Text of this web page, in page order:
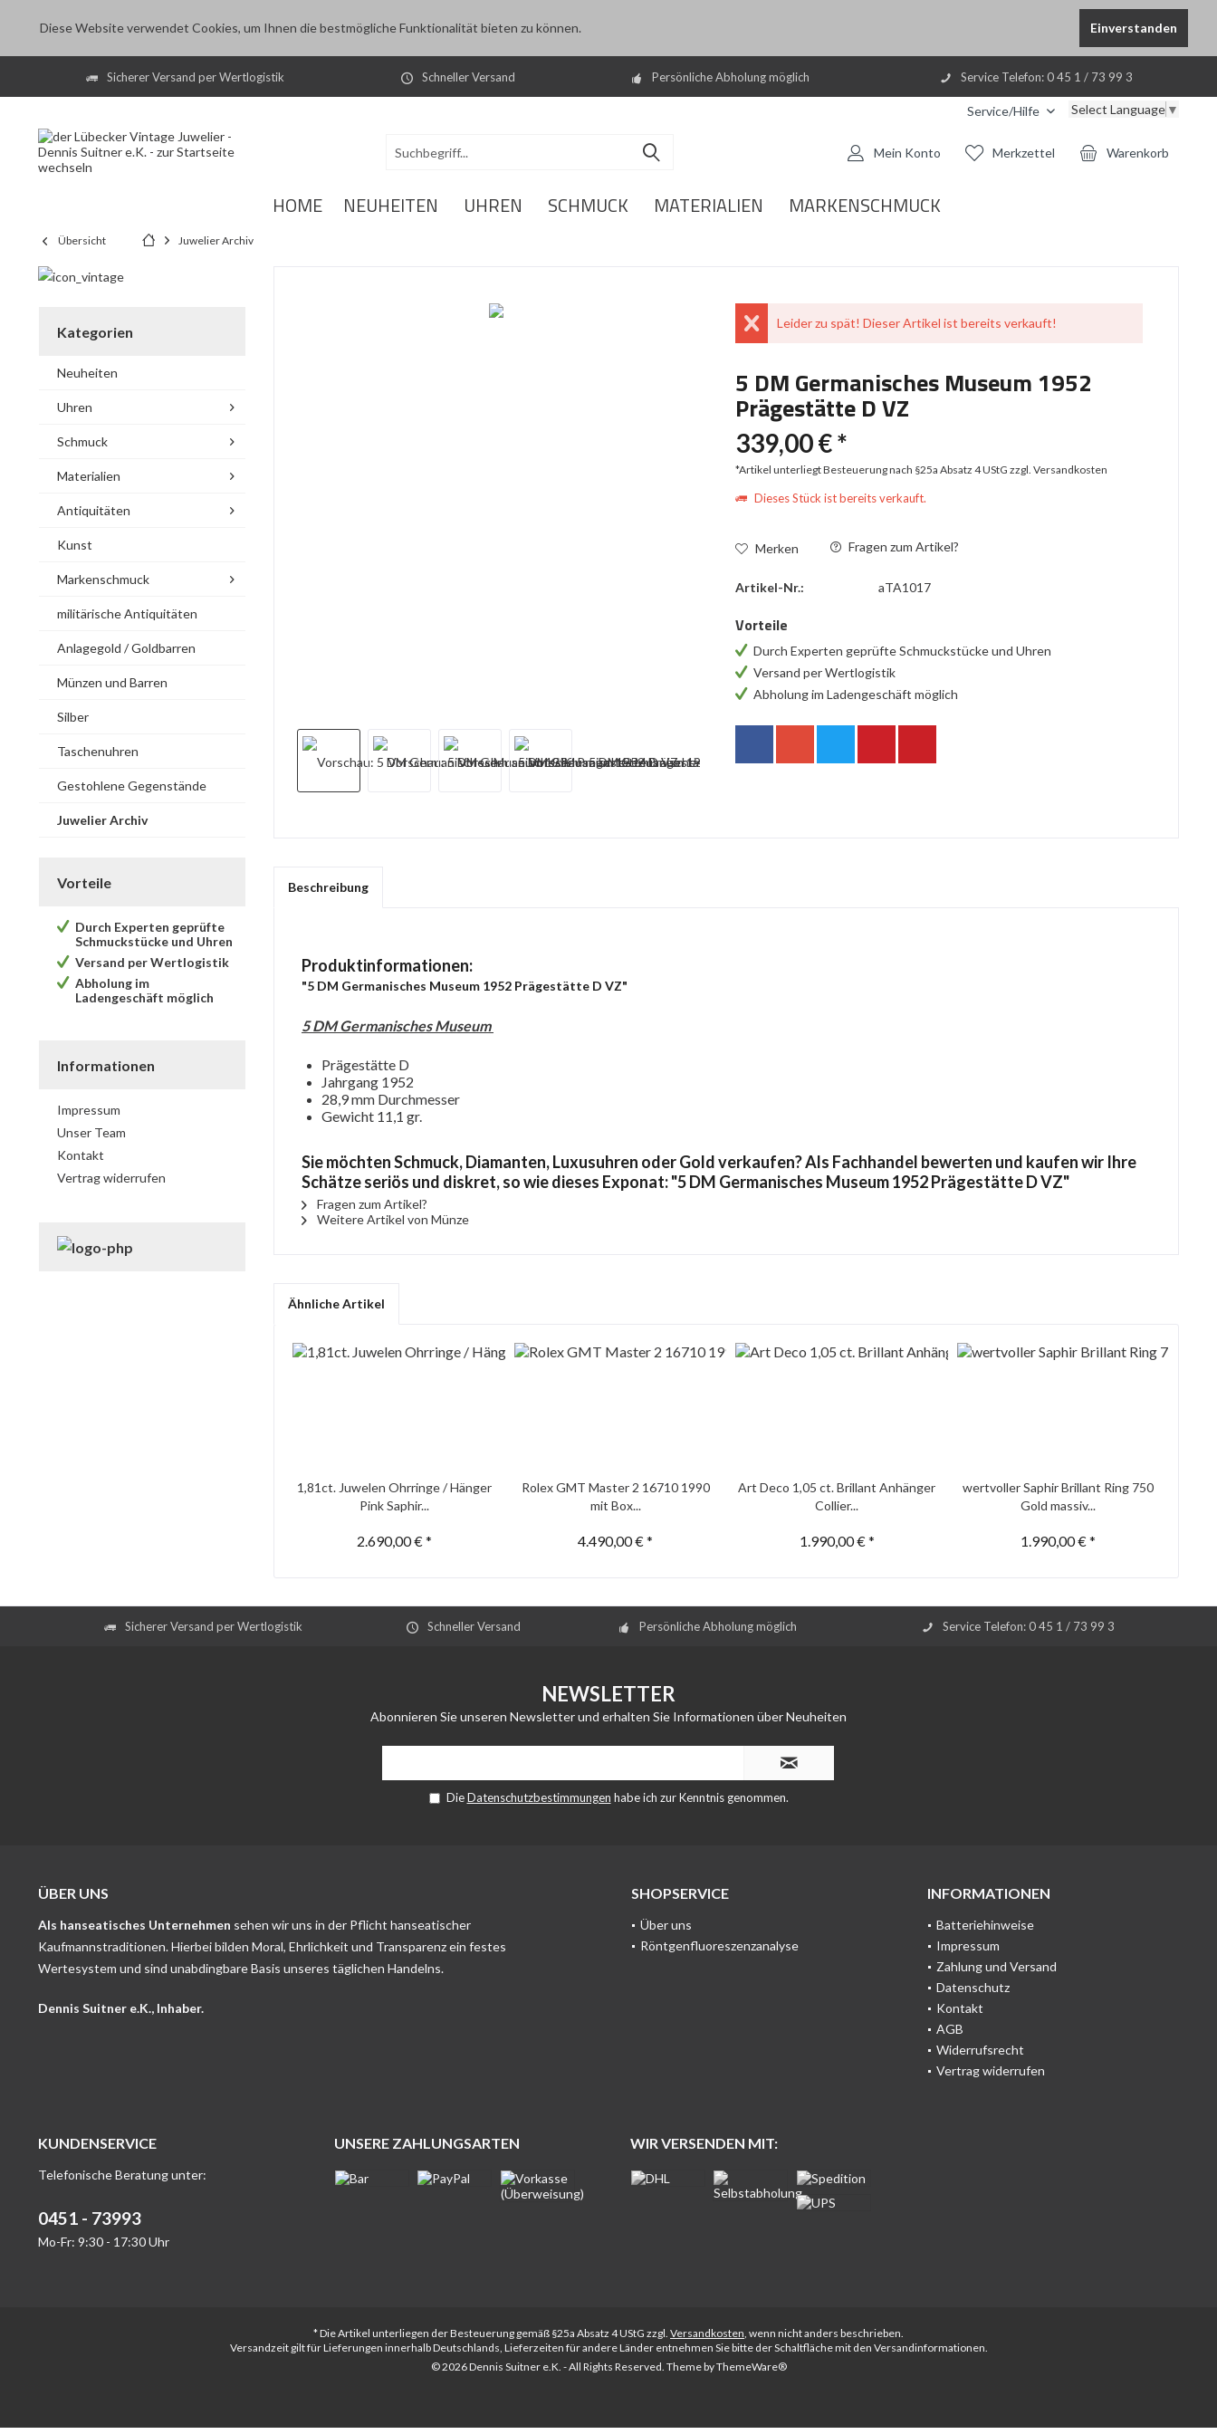
Diese Website verwendet Cookies, um Ihnen die bestmögliche Funktionalität bieten zu können. Einverstanden
Sicherer Versand per Wertlogistik Schneller Versand Persönliche Abholung möglich Service Telefon: 0 45 1 / 73 99 3
Service/Hilfe Select Language ▼
Warenkorb
Merkzettel
Mein Konto
HOME NEUHEITEN UHREN SCHMUCK MATERIALIEN MARKENSCHMUCK
Übersicht Juwelier Archiv
Kategorien
Neuheiten
Uhren
Schmuck
Materialien
Antiquitäten
Kunst
Markenschmuck
militärische Antiquitäten
Anlagegold / Goldbarren
Münzen und Barren
Silber
Taschenuhren
Gestohlene Gegenstände
Juwelier Archiv
Vorteile
Durch Experten geprüfte
Schmuckstücke und Uhren
Versand per Wertlogistik
Abholung im
Ladengeschäft möglich
Informationen
Impressum
Unser Team
Kontakt
Vertrag widerrufen
Leider zu spät! Dieser Artikel ist bereits verkauft!
5 DM Germanisches Museum 1952
Prägestätte D VZ
339,00 € *
*Artikel unterliegt Besteuerung nach §25a Absatz 4 UStG zzgl. Versandkosten
Dieses Stück ist bereits verkauft.
Merken Fragen zum Artikel?
Artikel-Nr.: aTA1017
Vorteile
Durch Experten geprüfte Schmuckstücke und Uhren
Versand per Wertlogistik
Abholung im Ladengeschäft möglich
Beschreibung
Produktinformationen:
"5 DM Germanisches Museum 1952 Prägestätte D VZ"
5 DM Germanisches Museum
Prägestätte D
Jahrgang 1952
28,9 mm Durchmesser
Gewicht 11,1 gr.
Sie möchten Schmuck, Diamanten, Luxusuhren oder Gold verkaufen? Als Fachhandel bewerten und kaufen wir Ihre
Schätze seriös und diskret, so wie dieses Exponat: "5 DM Germanisches Museum 1952 Prägestätte D VZ"
Fragen zum Artikel?
Weitere Artikel von Münze
Ähnliche Artikel
1,81ct. Juwelen Ohrringe / Hänger
Pink Saphir...
2.690,00 € *
Rolex GMT Master 2 16710 1990
mit Box...
4.490,00 € *
Art Deco 1,05 ct. Brillant Anhänger
Collier...
1.990,00 € *
wertvoller Saphir Brillant Ring 750
Gold massiv...
1.990,00 € *
Sicherer Versand per Wertlogistik Schneller Versand Persönliche Abholung möglich Service Telefon: 0 45 1 / 73 99 3
NEWSLETTER
Abonnieren Sie unseren Newsletter und erhalten Sie Informationen über Neuheiten
DieDatenschutzbestimmungen habe ich zur Kenntnis genommen.
ÜBER UNS
Als hanseatisches Unternehmen sehen wir uns in der Pflicht hanseatischer
Kaufmannstraditionen. Hierbei bilden Moral, Ehrlichkeit und Transparenz ein festes
Wertesystem und sind unabdingbare Basis unseres täglichen Handelns.
Dennis Suitner e.K., Inhaber.
SHOPSERVICE
Über uns
Röntgenfluoreszenzanalyse
INFORMATIONEN
Batteriehinweise
Impressum
Zahlung und Versand
Datenschutz
Kontakt
AGB
Widerrufsrecht
Vertrag widerrufen
KUNDENSERVICE
Telefonische Beratung unter:
0451 - 73993
Mo-Fr: 9:30 - 17:30 Uhr
UNSERE ZAHLUNGSARTEN WIR VERSENDEN MIT:
* Die Artikel unterliegen der Besteuerung gemäß §25a Absatz 4 UStG zzgl. Versandkosten, wenn nicht anders beschrieben.
Versandzeit gilt für Lieferungen innerhalb Deutschlands, Lieferzeiten für andere Länder entnehmen Sie bitte der Schaltfläche mit den Versandinformationen.
© 2026 Dennis Suitner e.K. - All Rights Reserved. Theme byThemeWare®